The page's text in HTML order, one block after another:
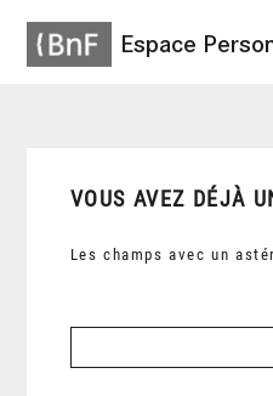
Espace
VOUS AVEZ DÉJÀ
Les champs avec un